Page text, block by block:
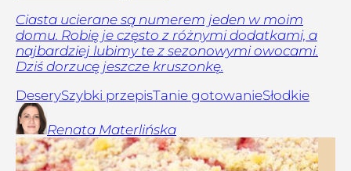
Ciasta ucierane są numerem jeden w moim
domu. Robię je często z różnymi dodatkami, a
najbardziej lubimy te z sezonowymi owocami.
Dziś dorzucę jeszcze kruszonkę.
DeserySzybki przepisTanie gotowanieSłodkie
Renata Materlińska